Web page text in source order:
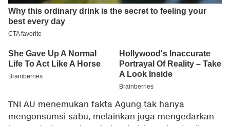
TNI AU menemukan fakta Agung tak hanya
mengonsumsi sabu, melainkan juga mengedarkan